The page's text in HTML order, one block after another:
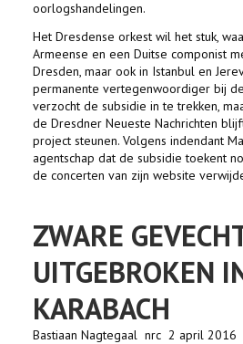
oorlogshandelingen.
Het Dresdense orkest wil het stuk,
Armeense en een Duitse componist
Dresden, maar ook in Istanbul en
permanente vertegenwoordiger bij
verzocht de subsidie in te trekken,
de Dresdner Neueste Nachrichten
project steunen. Volgens indendant
agentschap dat de subsidie toekent
de concerten van zijn website
ZWARE
UITGEBROKEN
KARABACH
Bastiaan Nagtegaal nrc 2 april 2016